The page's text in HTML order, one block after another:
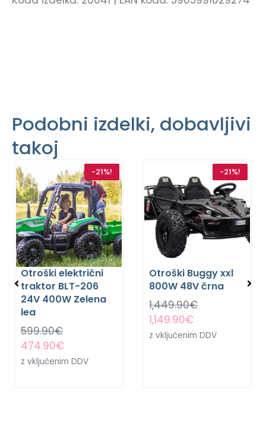
Podobni izdelki, dobavljivi
takoj
-21%!
Otroški električni
traktor BLT-206
24V 400W Zelena
lea
599.90€
474.90€
z vključenim DDV
-21%!
Otroški Buggy xxl
800W 48V črna
1,449.90€
1,149.90€
z vključenim DDV